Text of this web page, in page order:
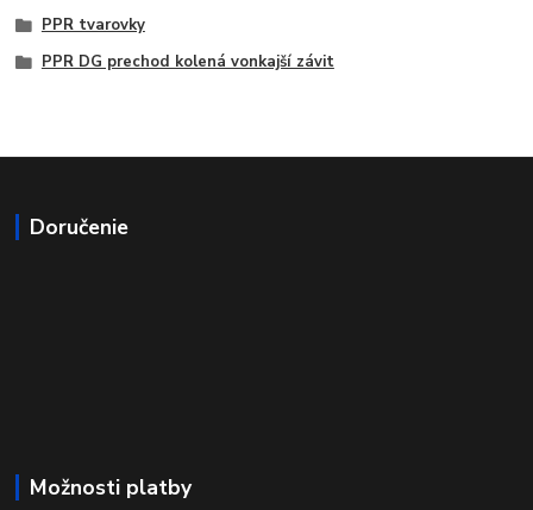
PPR tvarovky
PPR DG prechod kolená vonkajší závit
Doručenie
Možnosti platby